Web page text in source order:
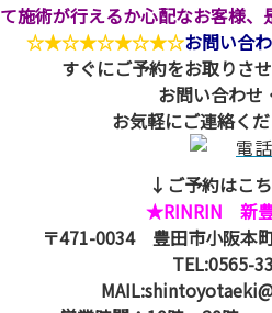
施術が行えるか心配なお客様
☆★☆★☆★☆★☆お問い合
すぐにご予約をお取りさ
お問い合わせ
お気軽にご連絡く
↓ご予約はこ
★RINRIN 新
〒471-0034 豊田市小阪本
TEL:0565-